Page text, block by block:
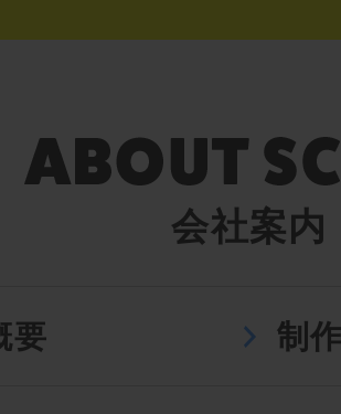
会社案内
制